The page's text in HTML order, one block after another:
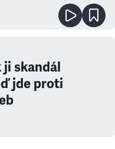
skandál
jde proti